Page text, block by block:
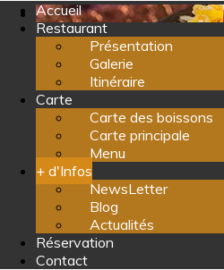
Accueil
Restaurant
Présentation
Galerie
Itinéraire
Carte
Carte des boissons
Carte principale
Menu
+ d'Infos
NewsLetter
Blog
Actualités
Réservation
Contact